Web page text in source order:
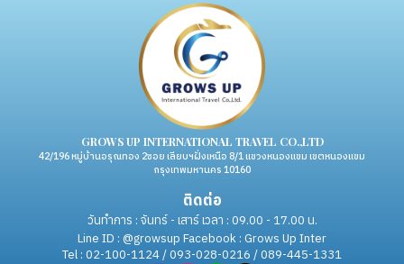
GROWS UP INTERNATIONAL TRAVEL CO.,LTD
42/196 หมู่บ้านอรุณทอง 2ซอย เลียบฯฝั่งเหนือ 8/1 แขวงหนองแขม เขตหนองแขม
กรุงเทพมหานคร 10160
ติดต่อ
วันทำการ : จันทร์ - เสาร์ เวลา : 09.00 - 17.00 น.
Line ID : @growsup Facebook : Grows Up Inter
Tel : 02-100-1124 / 093-028-0216 / 089-445-1331